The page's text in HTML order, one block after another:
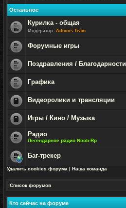
Нет
непрочитанных
Остальное
сообщений
Курилка - общая
Модератор: Admins Team
непрочитанных
сообщений
Форумные игры
непрочитанных
сообщений
Поздравления / Благодарности
непрочитанных
сообщений
Графика
закрыт
Видеоролики и трансляции
закрыт
Игры / Кино / Музыка
непрочитанных
сообщений
Радио
Легендарное радио Noob-Rp
непрочитанных
Баг-трекер
Удалить cookies форума | Наша команда
Список форумов
Кто сейчас на форуме